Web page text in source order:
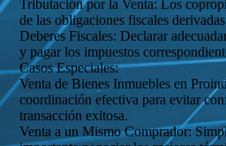
Tributación por la Venta: Los
de las obligaciones fiscales
Deberes Fiscales: Declarar
y pagar los impuestos
Casos Especiales:
Venta de Bienes Inmuebles en
coordinación efectiva para evitar
transacción exitosa.
Venta a un Mismo Comprador: